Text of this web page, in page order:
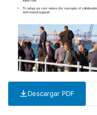
Descargar PDF
— PDF — 322 KB